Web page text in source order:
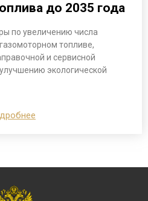
до 2035 года
по увеличению числа
топливе,
и сервисной
экологической